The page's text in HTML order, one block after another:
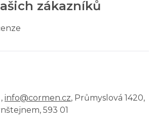
zákazníků
, info@cormen.cz, Průmyslová 1420,
593 01